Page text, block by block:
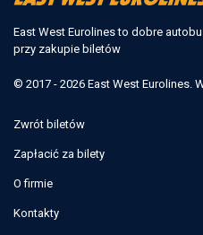
East West Eurolines to dobre
przy zakupie biletów
© 2017 - 2026 East West Eurolines.
Zwrót biletów
Zapłacić za bilety
O firmie
Kontakty